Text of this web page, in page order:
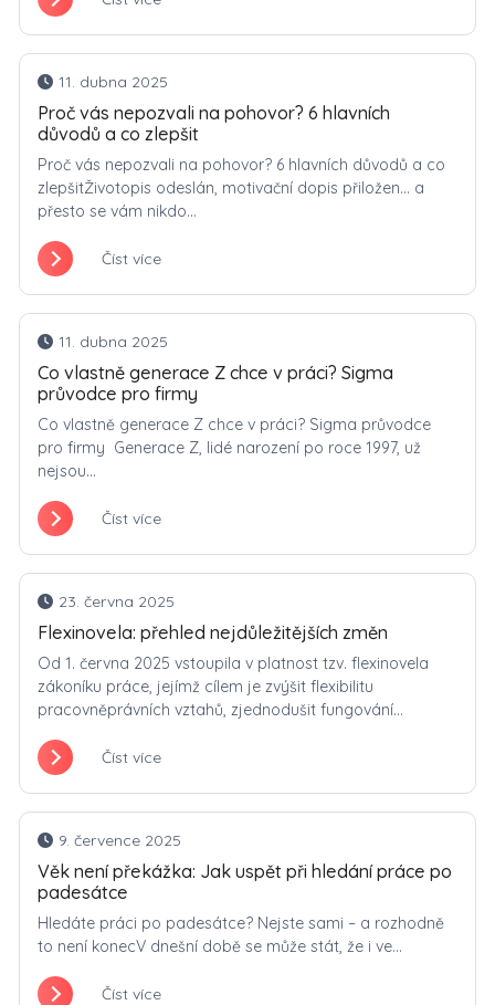
11. dubna 2025
Proč vás nepozvali na pohovor? 6 hlavních
důvodů a co zlepšit
Proč vás nepozvali na pohovor? 6 hlavních důvodů a co
zlepšitŽivotopis odeslán, motivační dopis přiložen… a
přesto se vám nikdo...
Číst více
11. dubna 2025
Co vlastně generace Z chce v práci? Sigma
průvodce pro firmy
Co vlastně generace Z chce v práci? Sigma průvodce
pro firmy Generace Z, lidé narození po roce 1997, už
nejsou...
Číst více
23. června 2025
Flexinovela: přehled nejdůležitějších změn
Od 1. června 2025 vstoupila v platnost tzv. flexinovela
zákoníku práce, jejímž cílem je zvýšit flexibilitu
pracovněprávních vztahů, zjednodušit fungování...
Číst více
9. července 2025
Věk není překážka: Jak uspět při hledání práce po
padesátce
Hledáte práci po padesátce? Nejste sami – a rozhodně
to není konecV dnešní době se může stát, že i ve...
Číst více